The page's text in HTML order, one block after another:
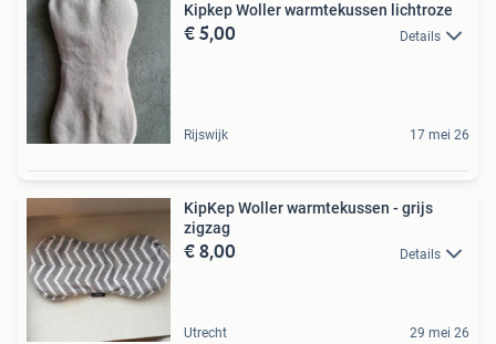
Kipkep Woller warmtekussen lichtroze
€ 5,00 Details
Rijswijk 17 mei 26
KipKep Woller warmtekussen - grijs
zigzag
€ 8,00 Details
Utrecht 29 mei 26